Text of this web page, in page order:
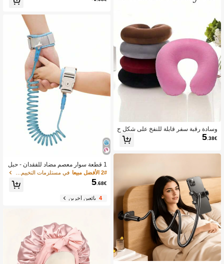
وسادة رقبة سفر قابلة للنفخ على شكل ح
رف U، غلاف ناعم، وسادة محمولة للطلا
ب والبالغين، تدعم الرقبة وتحمي العمود ا
5.38€
شبك إغلاق حقيبة الوجبات الخفيفة متعدد ا
ك شعر & مشبك منظم المكتب لإكسسوا
رات المطبخ والمنزل والمكتب، هدية لعيد
الهالوين والكريسماس
1 قطعة سوار معصم مضاد للفقدان - حبل
سحب قابل للتمدد، سوار معصم مضاد للف
قدان للخروجات الخارجية
2# الأفضل مبيعا
5.68€
4بائعين آخرين